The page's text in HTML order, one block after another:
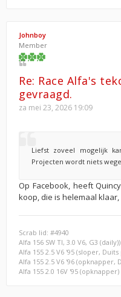
Johnboy
Member
Re: Race Alfa's
gevraagd.
za mei 23, 2026 19:09
Liefst zoveel mogelijk
Projecten wordt niets
Op Facebook, heeft
koop, die is helemaal
Scrab lid: #4940
Alfa 156 SW TI, 3.0 V6, G3 (daily))
Alfa 155 2.5 V6 '95 (sloper,
Alfa 155 2.5 V6 '96 (opknapper,
Alfa 155 2.0 16V '95 (opknapper)